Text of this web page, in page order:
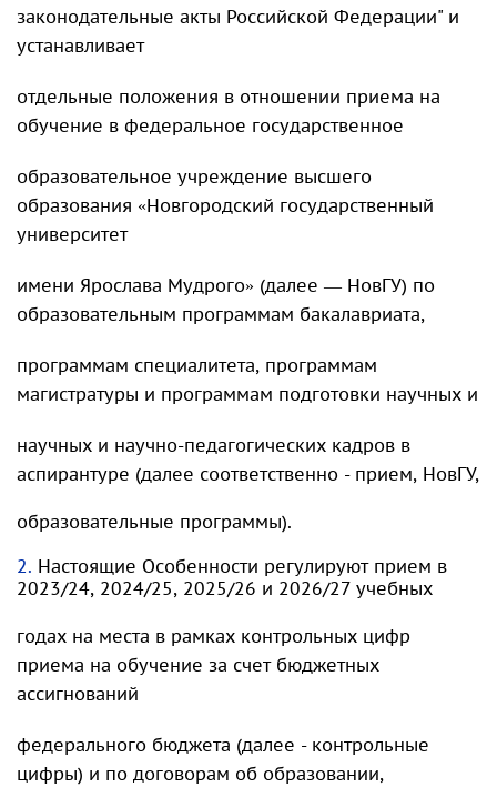
законодательные акты Российской Федерации" и
устанавливает
отдельные положения в отношении приема на
обучение в федеральное государственное
образовательное учреждение высшего
образования «Новгородский государственный
университет
имени Ярослава Мудрого» (далее — НовГУ) по
образовательным программам бакалавриата,
программам специалитета, программам
магистратуры и программам подготовки научных и
научных и научно-педагогических кадров в
аспирантуре (далее соответственно - прием, НовГУ,
образовательные программы).
2. Настоящие Особенности регулируют прием в
2023/24, 2024/25, 2025/26 и 2026/27 учебных
годах на места в рамках контрольных цифр
приема на обучение за счет бюджетных
ассигнований
федерального бюджета (далее - контрольные
цифры) и по договорам об образовании,